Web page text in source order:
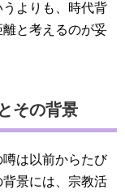
よりも、時代背
と考えるのが妥
その背景
は以前からたび
景には、宗教活